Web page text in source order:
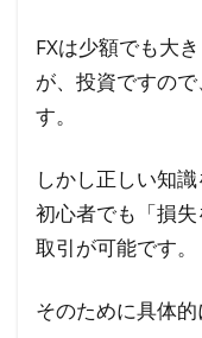
FXは少額でも大
が、投資ですの
す。
しかし正しい知
初心者でも「損
取引が可能です。
そのために具体的